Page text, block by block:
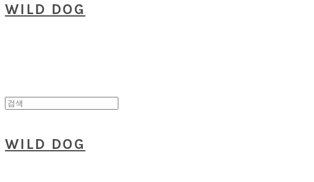
WILD DOG
WILD DOG